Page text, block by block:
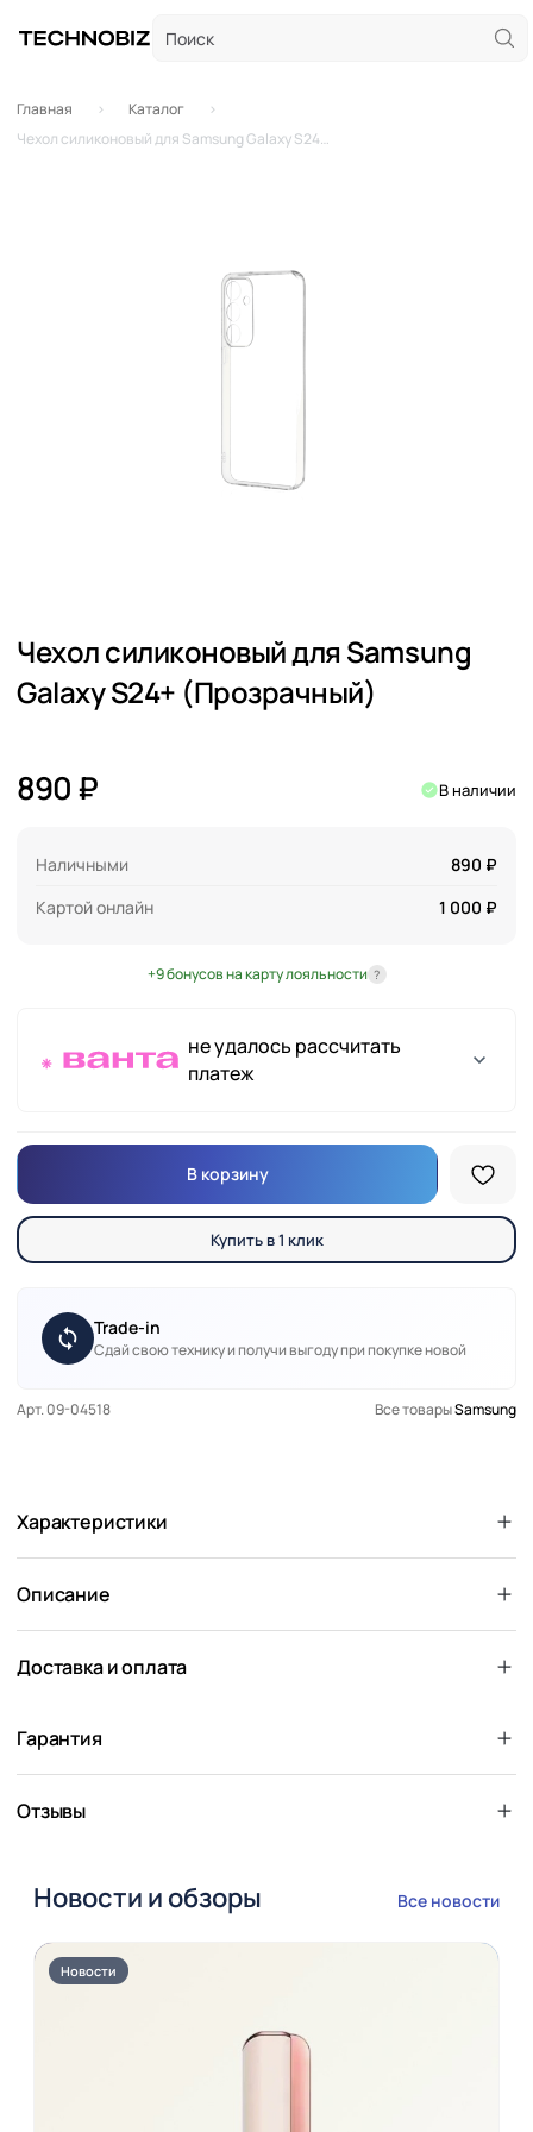
Главная
Каталог
Чехол силиконовый для Samsung Galaxy S24+ (Прозрачный)
Чехол силиконовый для Samsung
Galaxy S24+ (Прозрачный)
890 ₽ В наличии
Наличными
890 ₽
Картой онлайн
1 000 ₽
+9 бонусов на карту лояльности ?
не удалось рассчитать
платеж
В корзину
Купить в 1 клик
Trade-in
Сдай свою технику и получи выгоду при покупке новой
Арт. 09-04518 Все товарыSamsung
Характеристики
Описание
Доставка и оплата
Гарантия
Отзывы
Новости и обзоры Все новости
Новости